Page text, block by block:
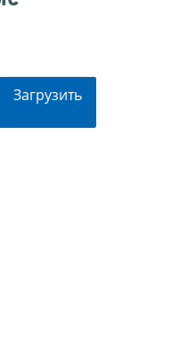
Загрузить